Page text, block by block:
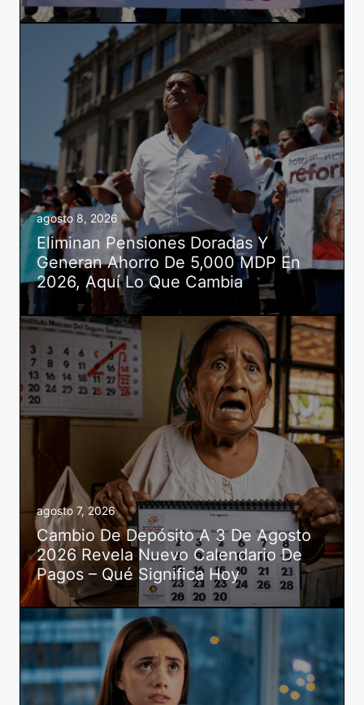
agosto 8, 2026
Eliminan Pensiones Doradas Y
Generan Ahorro De 5,000 MDP En
2026, Aquí Lo Que Cambia
agosto 7, 2026
Cambio De Depósito A 3 De Agosto
2026 Revela Nuevo Calendario De
Pagos – Qué Significa Hoy